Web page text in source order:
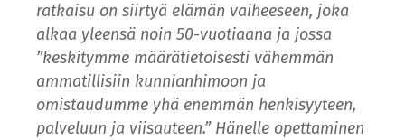
ratkaisu on siirtyä elämän vaiheeseen, joka
alkaa yleensä noin 50-vuotiaana ja jossa
”keskitymme määrätietoisesti vähemmän
ammatillisiin kunnianhimoon ja
omistaudumme yhä enemmän henkisyyteen,
palveluun ja viisauteen.” Hänelle opettaminen